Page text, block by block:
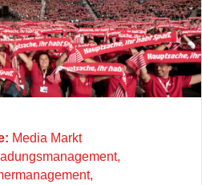
Media Markt